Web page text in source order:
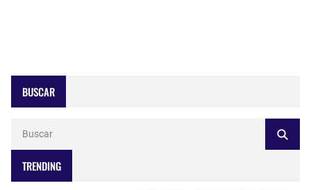
BUSCAR
TRENDING